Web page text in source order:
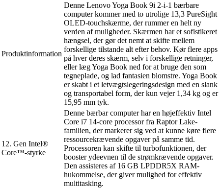
Produktinformation
Denne Lenovo Yoga Book 9i 2-i-1 bærbare
computer kommer med to utrolige 13,3 PureSight
OLED-touchskærme, der rummer en helt ny
verden af muligheder. Skærmen har et sofistikeret
hængsel, der gør det nemt at skifte mellem
forskellige tilstande alt efter behov. Kør flere apps
på hver deres skærm, selv i forskellige retninger,
eller læg Yoga Book ned for at bruge den som
tegneplade, og lad fantasien blomstre. Yoga Book
er skabt i et letvægtslegeringsdesign med en slank
og transportabel form, der kun vejer 1,34 kg og er
15,95 mm tyk.
12. Gen Intel®
Core™-styrke
Denne bærbar computer har en højeffektiv Intel
Core i7 14-core processor fra Raptor Lake-
familien, der markerer sig ved at kunne køre flere
ressourcekrævende opgaver på samme tid.
Processoren kan skifte til turbofunktionen, der
booster ydeevnen til de strømkrævende opgaver.
Den assisteres af 16 GB LPDDR5X RAM-
hukommelse, der giver mulighed for effektiv
multitasking.